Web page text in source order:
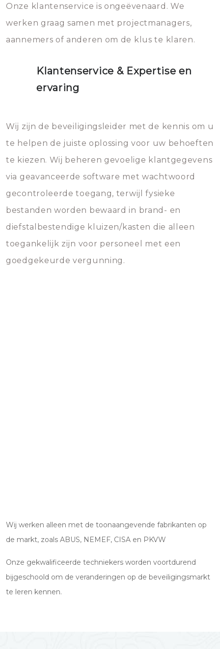
Onze klantenservice is ongeëvenaard. We
werken graag samen met projectmanagers,
aannemers of anderen om de klus te klaren.
Klantenservice & Expertise en
ervaring
Wij zijn de beveiligingsleider met de kennis om u
te helpen de juiste oplossing voor uw behoeften
te kiezen. Wij beheren gevoelige klantgegevens
via geavanceerde software met wachtwoord
gecontroleerde toegang, terwijl fysieke
bestanden worden bewaard in brand- en
diefstalbestendige kluizen/kasten die alleen
toegankelijk zijn voor personeel met een
goedgekeurde vergunning.
Wij werken alleen met de toonaangevende fabrikanten op
de markt, zoals ABUS, NEMEF, CISA en PKVW
Onze gekwalificeerde techniekers worden voortdurend
bijgeschoold om de veranderingen op de beveiligingsmarkt
te leren kennen.